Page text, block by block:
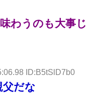
わうのも大事じ
ID:B5tSlD7b0
父だな